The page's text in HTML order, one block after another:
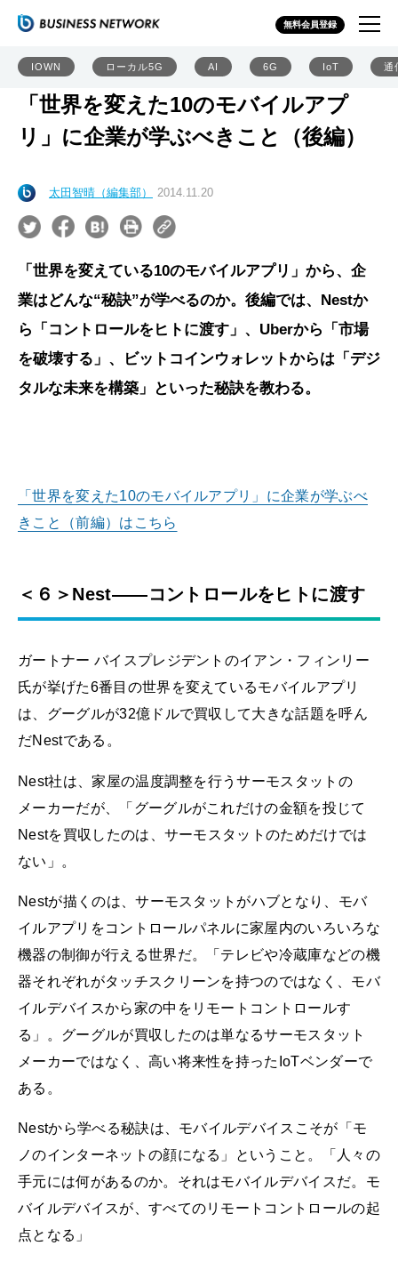
無料会員登録
IOWN ローカル5G AI 6G IoT 通
「世界を変えた10のモバイルアプ
リ」に企業が学ぶべきこと（後編）
太田智晴（編集部） 2014.11.20
「世界を変えている10のモバイルアプリ」から、企
業はどんな“秘訣”が学べるのか。後編では、Nestか
ら「コントロールをヒトに渡す」、Uberから「市場
を破壊する」、ビットコインウォレットからは「デジ
タルな未来を構築」といった秘訣を教わる。
「世界を変えた10のモバイルアプリ」に企業が学ぶべ
きこと（前編）はこちら
＜６＞Nest――コントロールをヒトに渡す
ガートナー バイスプレジデントのイアン・フィンリー
氏が挙げた6番目の世界を変えているモバイルアプリ
は、グーグルが32億ドルで買収して大きな話題を呼ん
だNestである。
Nest社は、家屋の温度調整を行うサーモスタットの
メーカーだが、「グーグルがこれだけの金額を投じて
Nestを買収したのは、サーモスタットのためだけでは
ない」。
Nestが描くのは、サーモスタットがハブとなり、モバ
イルアプリをコントロールパネルに家屋内のいろいろな
機器の制御が行える世界だ。「テレビや冷蔵庫などの機
器それぞれがタッチスクリーンを持つのではなく、モバ
イルデバイスから家の中をリモートコントロールす
る」。グーグルが買収したのは単なるサーモスタット
メーカーではなく、高い将来性を持ったIoTベンダーで
ある。
Nestから学べる秘訣は、モバイルデバイスこそが「モ
ノのインターネットの顔になる」ということ。「人々の
手元には何があるのか。それはモバイルデバイスだ。モ
バイルデバイスが、すべてのリモートコントロールの起
点となる」